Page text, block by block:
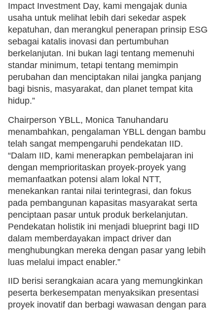
Impact Investment Day, kami mengajak dunia
usaha untuk melihat lebih dari sekedar aspek
kepatuhan, dan merangkul penerapan prinsip ESG
sebagai katalis inovasi dan pertumbuhan
berkelanjutan. Ini bukan lagi tentang memenuhi
standar minimum, tetapi tentang memimpin
perubahan dan menciptakan nilai jangka panjang
bagi bisnis, masyarakat, dan planet tempat kita
hidup.”
Chairperson YBLL, Monica Tanuhandaru
menambahkan, pengalaman YBLL dengan bambu
telah sangat mempengaruhi pendekatan IID.
“Dalam IID, kami menerapkan pembelajaran ini
dengan memprioritaskan proyek-proyek yang
memanfaatkan potensi alam lokal NTT,
menekankan rantai nilai terintegrasi, dan fokus
pada pembangunan kapasitas masyarakat serta
penciptaan pasar untuk produk berkelanjutan.
Pendekatan holistik ini menjadi blueprint bagi IID
dalam memberdayakan impact driver dan
menghubungkan mereka dengan pasar yang lebih
luas melalui impact enabler.”
IID berisi serangkaian acara yang memungkinkan
peserta berkesempatan menyaksikan presentasi
proyek inovatif dan berbagi wawasan dengan para